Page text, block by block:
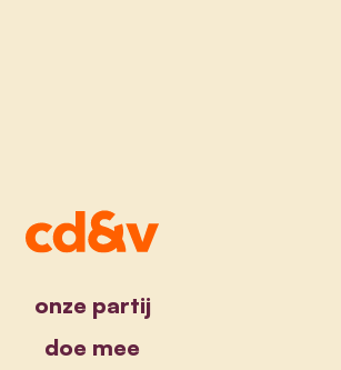
onze partij
doe mee